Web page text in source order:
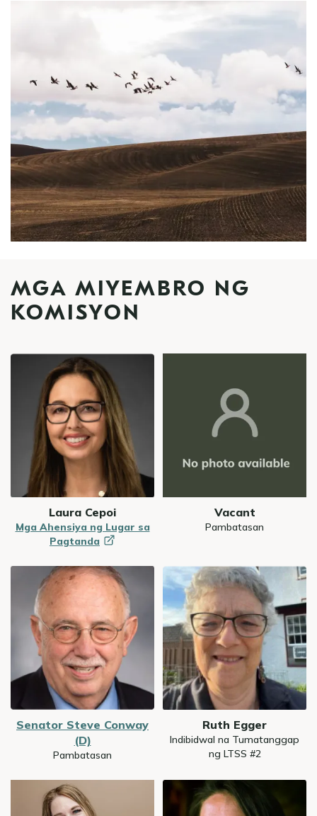
MGA MIYEMBRO NG
KOMISYON
Laura Cepoi
Mga Ahensiya ng Lugar sa
Pagtanda
Vacant
Pambatasan
Senator Steve Conway
(D)
Pambatasan
Image
Ruth Egger
Indibidwal na Tumatanggap
ng LTSS #2
Image